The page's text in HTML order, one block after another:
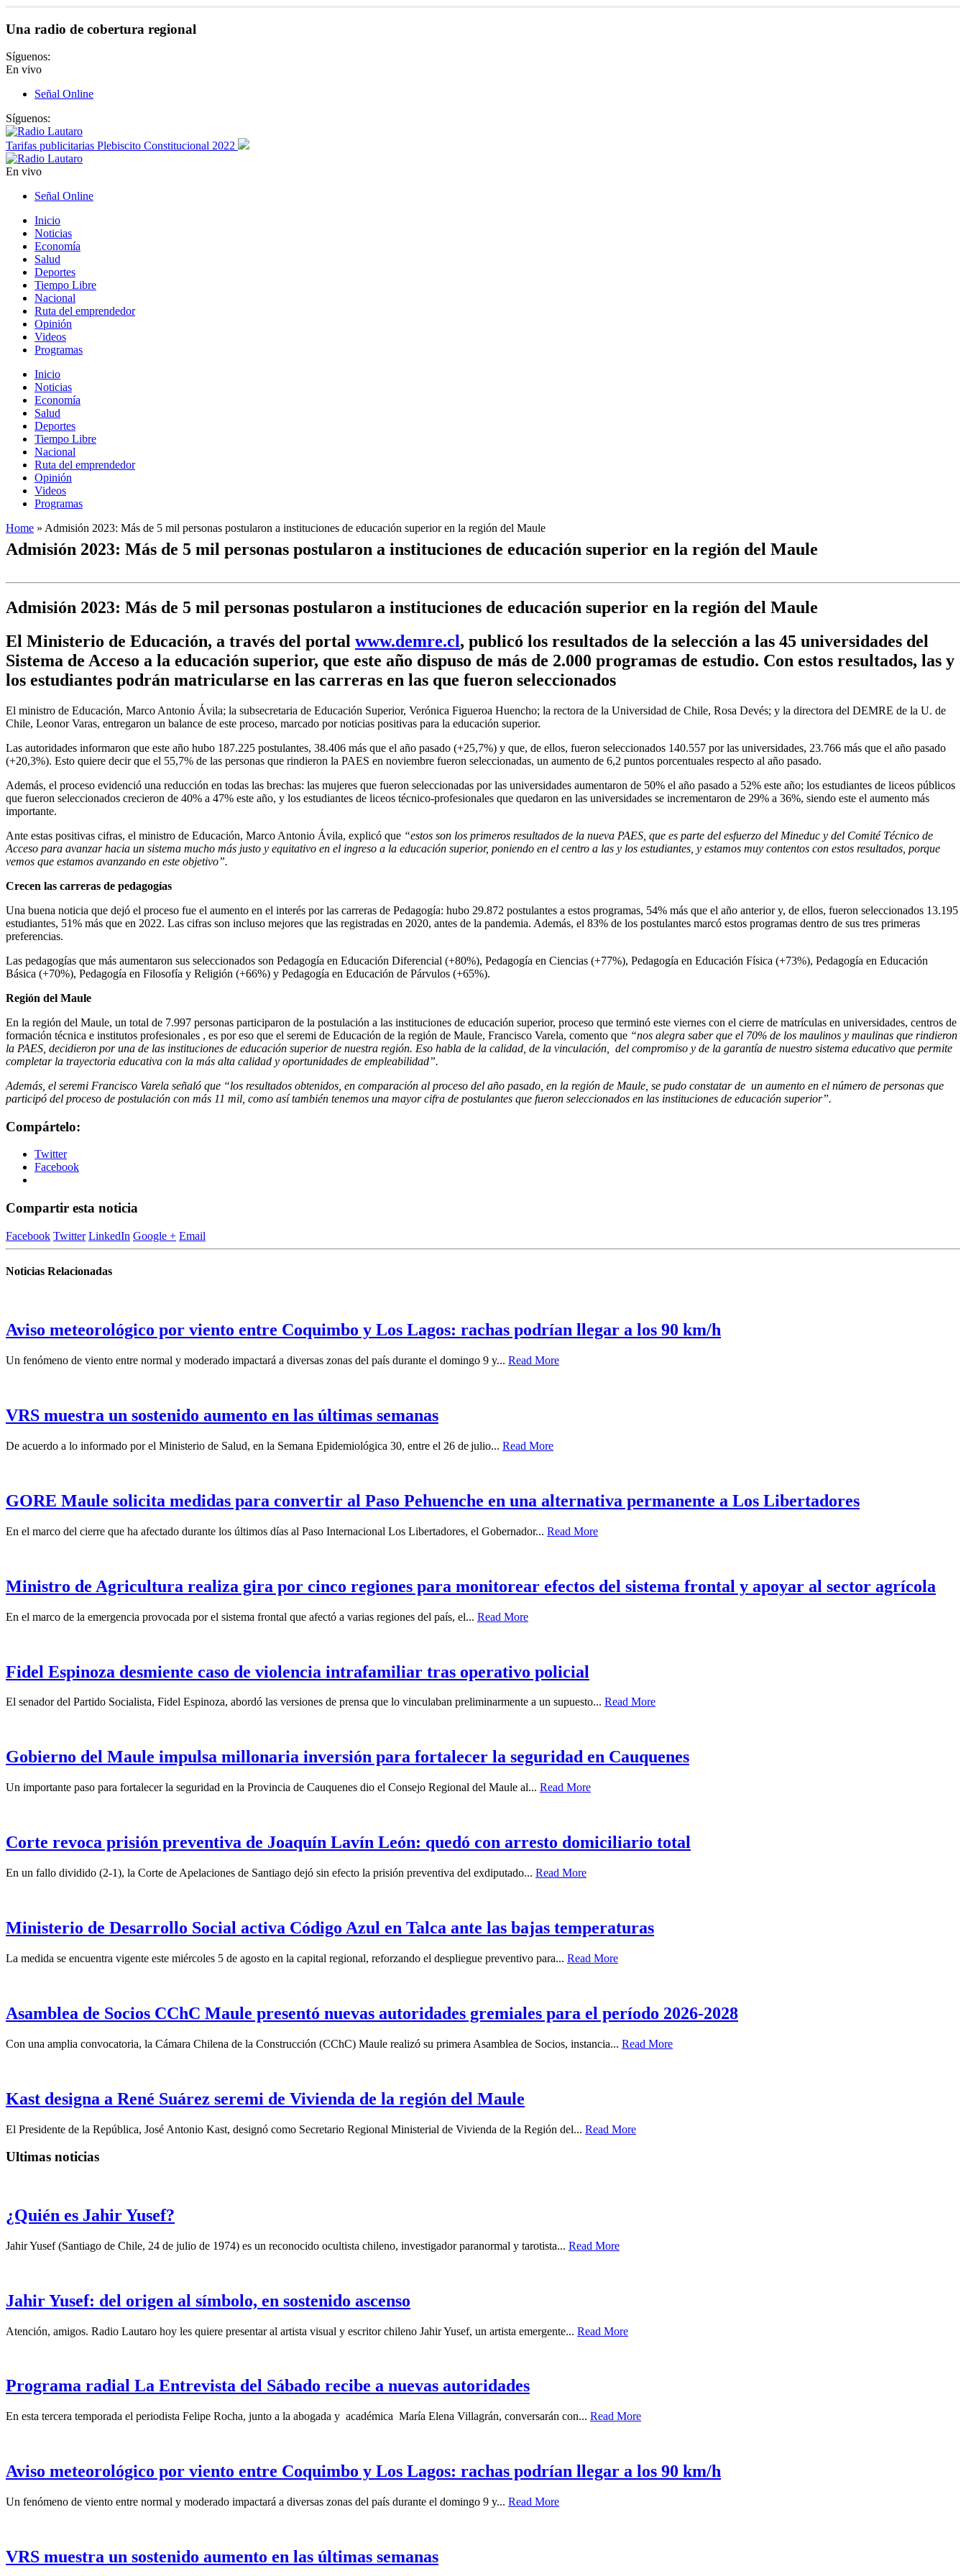
Una radio de cobertura regional
Síguenos:
En vivo
Señal Online
Síguenos:
Tarifas publicitarias Plebiscito Constitucional 2022
En vivo
Señal Online
Inicio
Noticias
Economía
Salud
Deportes
Tiempo Libre
Nacional
Ruta del emprendedor
Opinión
Videos
Programas
Inicio
Noticias
Economía
Salud
Deportes
Tiempo Libre
Nacional
Ruta del emprendedor
Opinión
Videos
Programas
Home » Admisión 2023: Más de 5 mil personas postularon a instituciones de educación superior en la región del Maule
Admisión 2023: Más de 5 mil personas postularon a instituciones de educación superior en la región del Maule
Admisión 2023: Más de 5 mil personas postularon a instituciones de educación superior en la región del Maule
El Ministerio de Educación, a través del portal www.demre.cl, publicó los resultados de la selección a las 45 universidades del
Sistema de Acceso a la educación superior, que este año dispuso de más de 2.000 programas de estudio. Con estos resultados, las y
los estudiantes podrán matricularse en las carreras en las que fueron seleccionados
El ministro de Educación, Marco Antonio Ávila; la subsecretaria de Educación Superior, Verónica Figueroa Huencho; la rectora de la Universidad de Chile, Rosa Devés; y la directora del DEMRE de la U. de
Chile, Leonor Varas, entregaron un balance de este proceso, marcado por noticias positivas para la educación superior.
Las autoridades informaron que este año hubo 187.225 postulantes, 38.406 más que el año pasado (+25,7%) y que, de ellos, fueron seleccionados 140.557 por las universidades, 23.766 más que el año pasado
(+20,3%). Esto quiere decir que el 55,7% de las personas que rindieron la PAES en noviembre fueron seleccionadas, un aumento de 6,2 puntos porcentuales respecto al año pasado.
Además, el proceso evidenció una reducción en todas las brechas: las mujeres que fueron seleccionadas por las universidades aumentaron de 50% el año pasado a 52% este año; los estudiantes de liceos públicos
que fueron seleccionados crecieron de 40% a 47% este año, y los estudiantes de liceos técnico-profesionales que quedaron en las universidades se incrementaron de 29% a 36%, siendo este el aumento más
importante.
Ante estas positivas cifras, el ministro de Educación, Marco Antonio Ávila, explicó que “estos son los primeros resultados de la nueva PAES, que es parte del esfuerzo del Mineduc y del Comité Técnico de
Acceso para avanzar hacia un sistema mucho más justo y equitativo en el ingreso a la educación superior, poniendo en el centro a las y los estudiantes, y estamos muy contentos con estos resultados, porque
vemos que estamos avanzando en este objetivo”.
Crecen las carreras de pedagogías
Una buena noticia que dejó el proceso fue el aumento en el interés por las carreras de Pedagogía: hubo 29.872 postulantes a estos programas, 54% más que el año anterior y, de ellos, fueron seleccionados 13.195
estudiantes, 51% más que en 2022. Las cifras son incluso mejores que las registradas en 2020, antes de la pandemia. Además, el 83% de los postulantes marcó estos programas dentro de sus tres primeras
preferencias.
Las pedagogías que más aumentaron sus seleccionados son Pedagogía en Educación Diferencial (+80%), Pedagogía en Ciencias (+77%), Pedagogía en Educación Física (+73%), Pedagogía en Educación
Básica (+70%), Pedagogía en Filosofía y Religión (+66%) y Pedagogía en Educación de Párvulos (+65%).
Región del Maule
En la región del Maule, un total de 7.997 personas participaron de la postulación a las instituciones de educación superior, proceso que terminó este viernes con el cierre de matrículas en universidades, centros de
formación técnica e institutos profesionales , es por eso que el seremi de Educación de la región de Maule, Francisco Varela, comento que “nos alegra saber que el 70% de los maulinos y maulinas que rindieron
la PAES, decidieron por una de las instituciones de educación superior de nuestra región. Eso habla de la calidad, de la vinculación, del compromiso y de la garantía de nuestro sistema educativo que permite
completar la trayectoria educativa con la más alta calidad y oportunidades de empleabilidad”.
Además, el seremi Francisco Varela señaló que “los resultados obtenidos, en comparación al proceso del año pasado, en la región de Maule, se pudo constatar de un aumento en el número de personas que
participó del proceso de postulación con más 11 mil, como así también tenemos una mayor cifra de postulantes que fueron seleccionados en las instituciones de educación superior”.
Compártelo:
Twitter
Facebook
Compartir esta noticia
Facebook Twitter LinkedIn Google + Email
Noticias Relacionadas
Aviso meteorológico por viento entre Coquimbo y Los Lagos: rachas podrían llegar a los 90 km/h
Un fenómeno de viento entre normal y moderado impactará a diversas zonas del país durante el domingo 9 y... Read More
VRS muestra un sostenido aumento en las últimas semanas
De acuerdo a lo informado por el Ministerio de Salud, en la Semana Epidemiológica 30, entre el 26 de julio... Read More
GORE Maule solicita medidas para convertir al Paso Pehuenche en una alternativa permanente a Los Libertadores
En el marco del cierre que ha afectado durante los últimos días al Paso Internacional Los Libertadores, el Gobernador... Read More
Ministro de Agricultura realiza gira por cinco regiones para monitorear efectos del sistema frontal y apoyar al sector agrícola
En el marco de la emergencia provocada por el sistema frontal que afectó a varias regiones del país, el... Read More
Fidel Espinoza desmiente caso de violencia intrafamiliar tras operativo policial
El senador del Partido Socialista, Fidel Espinoza, abordó las versiones de prensa que lo vinculaban preliminarmente a un supuesto... Read More
Gobierno del Maule impulsa millonaria inversión para fortalecer la seguridad en Cauquenes
Un importante paso para fortalecer la seguridad en la Provincia de Cauquenes dio el Consejo Regional del Maule al... Read More
Corte revoca prisión preventiva de Joaquín Lavín León: quedó con arresto domiciliario total
En un fallo dividido (2-1), la Corte de Apelaciones de Santiago dejó sin efecto la prisión preventiva del exdiputado... Read More
Ministerio de Desarrollo Social activa Código Azul en Talca ante las bajas temperaturas
La medida se encuentra vigente este miércoles 5 de agosto en la capital regional, reforzando el despliegue preventivo para... Read More
Asamblea de Socios CChC Maule presentó nuevas autoridades gremiales para el período 2026-2028
Con una amplia convocatoria, la Cámara Chilena de la Construcción (CChC) Maule realizó su primera Asamblea de Socios, instancia... Read More
Kast designa a René Suárez seremi de Vivienda de la región del Maule
El Presidente de la República, José Antonio Kast, designó como Secretario Regional Ministerial de Vivienda de la Región del... Read More
Ultimas noticias
¿Quién es Jahir Yusef?
Jahir Yusef (Santiago de Chile, 24 de julio de 1974) es un reconocido ocultista chileno, investigador paranormal y tarotista... Read More
Jahir Yusef: del origen al símbolo, en sostenido ascenso
Atención, amigos. Radio Lautaro hoy les quiere presentar al artista visual y escritor chileno Jahir Yusef, un artista emergente... Read More
Programa radial La Entrevista del Sábado recibe a nuevas autoridades
En esta tercera temporada el periodista Felipe Rocha, junto a la abogada y académica María Elena Villagrán, conversarán con... Read More
Aviso meteorológico por viento entre Coquimbo y Los Lagos: rachas podrían llegar a los 90 km/h
Un fenómeno de viento entre normal y moderado impactará a diversas zonas del país durante el domingo 9 y... Read More
VRS muestra un sostenido aumento en las últimas semanas